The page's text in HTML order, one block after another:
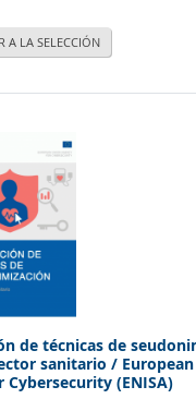
A LA SELECCIÓN
de técnicas de
sanitario/
Cybersecurity (ENISA)